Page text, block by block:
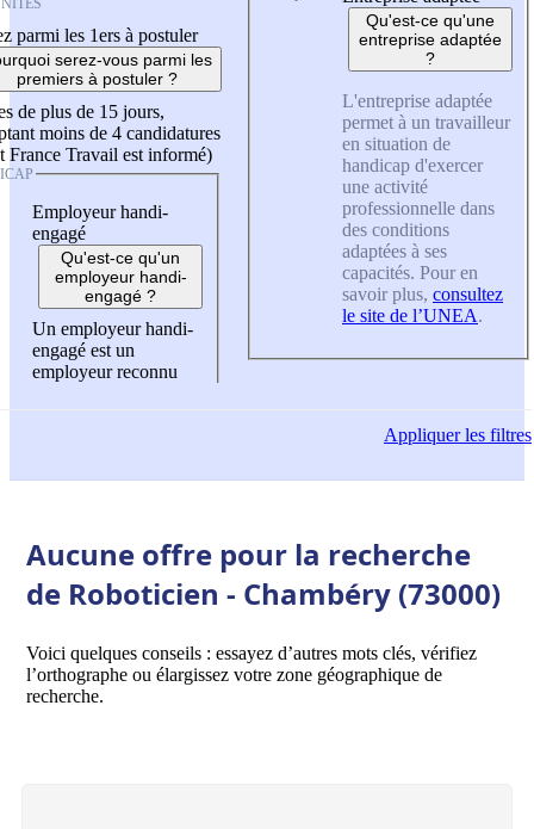
parmi les 1ers à postuler
serez-vous parmi les
premiers à postuler ?
de plus de 15 jours,
moins de 4 candidatures
France Travail est informé)
Employeur handi-
engagé
Qu'est-ce qu'un
employeur handi-
engagé ?
Un employeur handi-
engagé est un
employeur reconnu
Qu'est-ce qu'une
entreprise adaptée
?
L'entreprise adaptée
permet à un travailleur
en situation de
handicap d'exercer
une activité
professionnelle dans
des conditions
adaptées à ses
capacités. Pour en
savoir plus, consultez
le site de l’UNEA.
Appliquerles filtres
Aucune offre pour la recherche
de Roboticien - Chambéry (73000)
Voici quelques conseils : essayez d’autres mots clés, vérifiez
l’orthographe ou élargissez votre zone géographique de
recherche.